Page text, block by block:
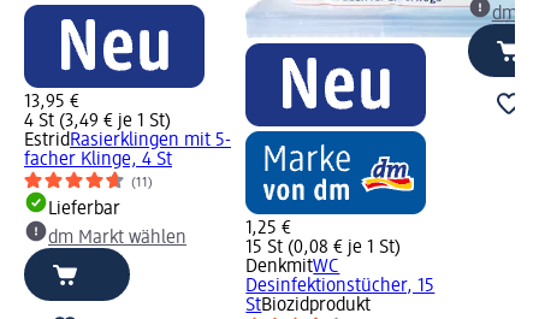
13,95 €
4 St (3,49 € je 1 St)
EstridRasierklingen mit 5-
facher Klinge, 4 St
(11)
Lieferbar
dm Markt wählen
1,25 €
15 St (0,08 € je 1 St)
DenkmitWC
Desinfektionstücher, 15
StBiozidprodukt
dm